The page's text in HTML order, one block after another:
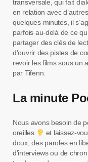
transversale, qui fait
en relation avec
quelques minutes, il
parfois au-delà de ce
partager des clés de
d’ouvrir des pistes de
revoir les films sous un
par Tifenn.
La minute
Nous avons besoin de
oreilles
et laissez-
doux, des paroles en
d’interviews ou de